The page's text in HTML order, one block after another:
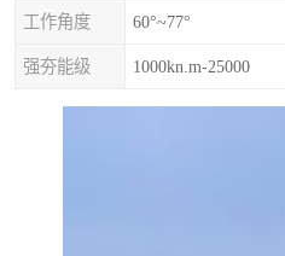
工作角度 60°~77°
强夯能级 1000kn.m-25000